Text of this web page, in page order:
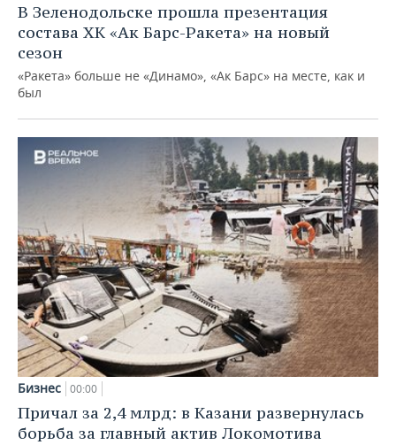
В Зеленодольске прошла презентация
состава ХК «Ак Барс-Ракета» на новый
сезон
«Ракета» больше не «Динамо», «Ак Барс» на месте, как и
был
Бизнес 00:00
Причал за 2,4 млрд: в Казани развернулась
борьба за главный актив Локомотива